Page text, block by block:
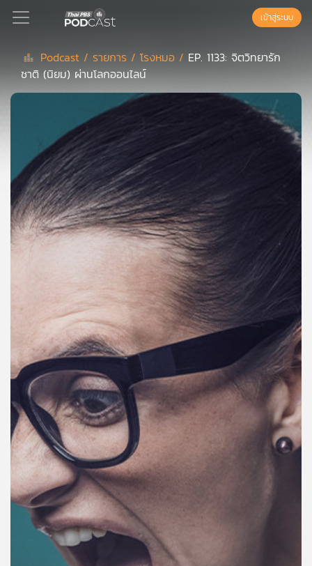
Podcast
สต์
แนะนำ
เพล
เพลง
บทความ
ข่าว
และ
กิจกรรม
เข้าสู่ระบบ
Podcast / รายการ /โรงหมอ / EP. 1133: จิตวิทยารัก
ชาติ (นิยม) ผ่านโลกออนไลน์